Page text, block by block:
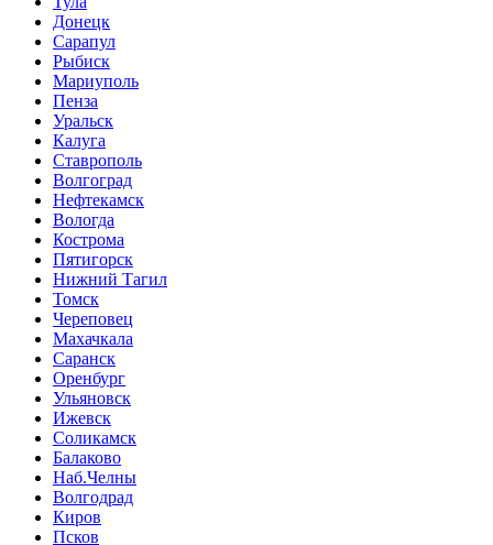
Донецк
Сарапул
Рыбиск
Мариуполь
Пенза
Уральск
Калуга
Ставрополь
Волгоград
Нефтекамск
Вологда
Кострома
Пятигорск
Нижний Тагил
Томск
Череповец
Махачкала
Саранск
Оренбург
Ульяновск
Ижевск
Соликамск
Балаково
Наб.Челны
Волгодрад
Киров
Псков